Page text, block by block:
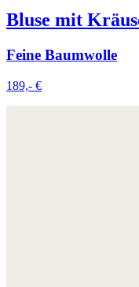
Bluse mit
Feine Baumwolle
189,- €